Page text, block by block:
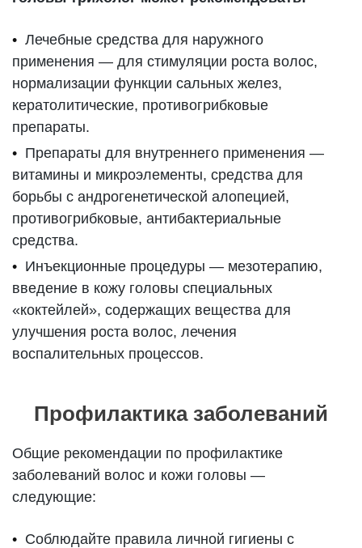
Лечебные средства для наружного
применения — для стимуляции роста волос,
нормализации функции сальных желез,
кератолитические, противогрибковые
препараты.
Препараты для внутреннего применения —
витамины и микроэлементы, средства для
борьбы с андрогенетической алопецией,
противогрибковые, антибактериальные
средства.
Инъекционные процедуры — мезотерапию,
введение в кожу головы специальных
«коктейлей», содержащих вещества для
улучшения роста волос, лечения
воспалительных процессов.
Профилактика заболеваний
Общие рекомендации по профилактике
заболеваний волос и кожи головы —
следующие:
Соблюдайте правила личной гигиены с